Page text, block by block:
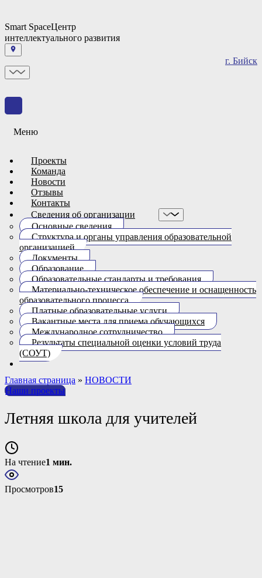
Smart SpaceЦентр
интеллектуального развития
г. Бийск
Меню
Проекты
Команда
Новости
Отзывы
Контакты
Сведения об организации
Основные сведения
Структура и органы управления образовательной
организацией
Документы
Образование
Образовательные стандарты и требования
Материально-техническое обеспечение и оснащенность
образовательного процесса.
Платные образовательные услуги
Вакантные места для приема обучающихся
Международное сотрудничество
Результаты специальной оценки условий труда
(СОУТ)
Главная страница » НОВОСТИ
Наши проекты
Летняя школа для учителей
На чтение1 мин.
Просмотров15